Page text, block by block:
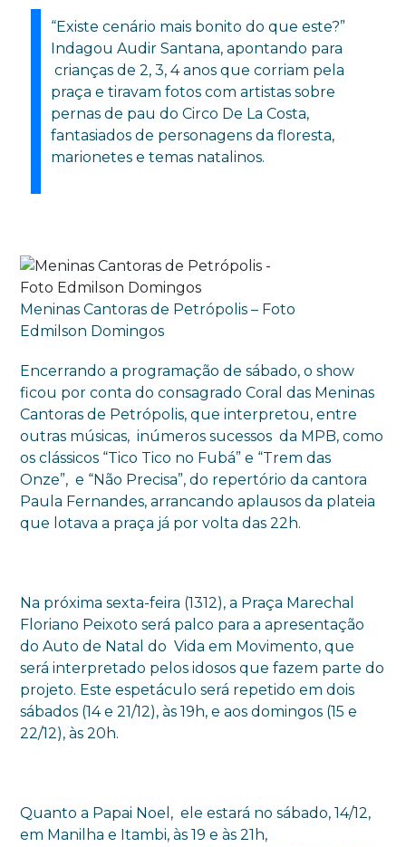
“Existe cenário mais bonito do que este?”
Indagou Audir Santana, apontando para
crianças de 2, 3, 4 anos que corriam pela
praça e tiravam fotos com artistas sobre
pernas de pau do Circo De La Costa,
fantasiados de personagens da floresta,
marionetes e temas natalinos.
Meninas Cantoras de Petrópolis – Foto
Edmilson Domingos
Encerrando a programação de sábado, o show
ficou por conta do consagrado Coral das Meninas
Cantoras de Petrópolis, que interpretou, entre
outras músicas, inúmeros sucessos da MPB, como
os clássicos “Tico Tico no Fubá” e “Trem das
Onze”, e “Não Precisa”, do repertório da cantora
Paula Fernandes, arrancando aplausos da plateia
que lotava a praça já por volta das 22h.
Na próxima sexta-feira (1312), a Praça Marechal
Floriano Peixoto será palco para a apresentação
do Auto de Natal do Vida em Movimento, que
será interpretado pelos idosos que fazem parte do
projeto. Este espetáculo será repetido em dois
sábados (14 e 21/12), às 19h, e aos domingos (15 e
22/12), às 20h.
Quanto a Papai Noel, ele estará no sábado, 14/12,
em Manilha e Itambi, às 19 e às 21h,